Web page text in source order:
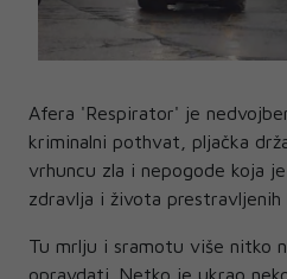
Afera 'Respirator' je
kriminalni pothvat, pljačka
vrhuncu zla i nepogode koja
zdravlja i života prestravljenih
Tu mrlju i sramotu više nitko
opravdati. Netko je ukrao